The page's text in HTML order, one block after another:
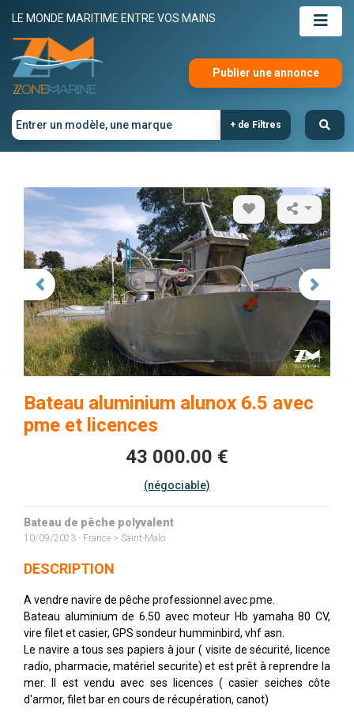
LE MONDE MARITIME ENTRE VOS MAINS
Publier une annonce
+ de Filtres
Bateau aluminium alunox 6.5 avec
pme et licences
43 000.00 €
(négociable)
Bateau de pêche polyvalent
10/09/2023 - France > Saint-Malo
DESCRIPTION
A vendre navire de pêche professionnel avec pme.
Bateau aluminium de 6.50 avec moteur Hb yamaha 80 CV,
vire filet et casier, GPS sondeur humminbird, vhf asn.
Le navire a tous ses papiers à jour ( visite de sécurité, licence
radio, pharmacie, matériel securite) et est prêt à reprendre la
mer. Il est vendu avec ses licences ( casier seiches côte
d'armor, filet bar en cours de récupération, canot)